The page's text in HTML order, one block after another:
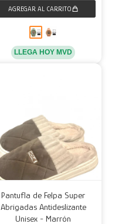
LLEGA HOY MVD
Pantufla de Felpa Super
Abrigadas Antideslizante
Unisex - Marrón